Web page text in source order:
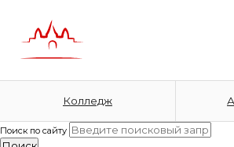
Колледж
Поиск по сайту